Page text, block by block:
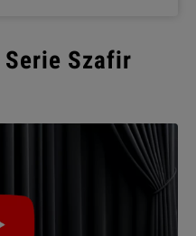
Szafir